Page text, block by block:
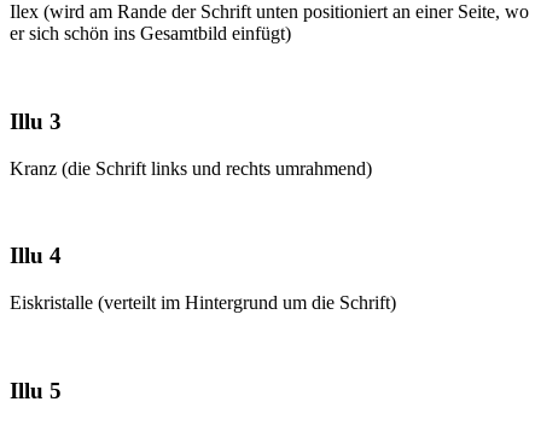
Ilex (wird am Rande der Schrift unten positioniert an einer Seite, wo
er sich schön ins Gesamtbild einfügt)
Illu 3
Kranz (die Schrift links und rechts umrahmend)
Illu 4
Eiskristalle (verteilt im Hintergrund um die Schrift)
Illu 5